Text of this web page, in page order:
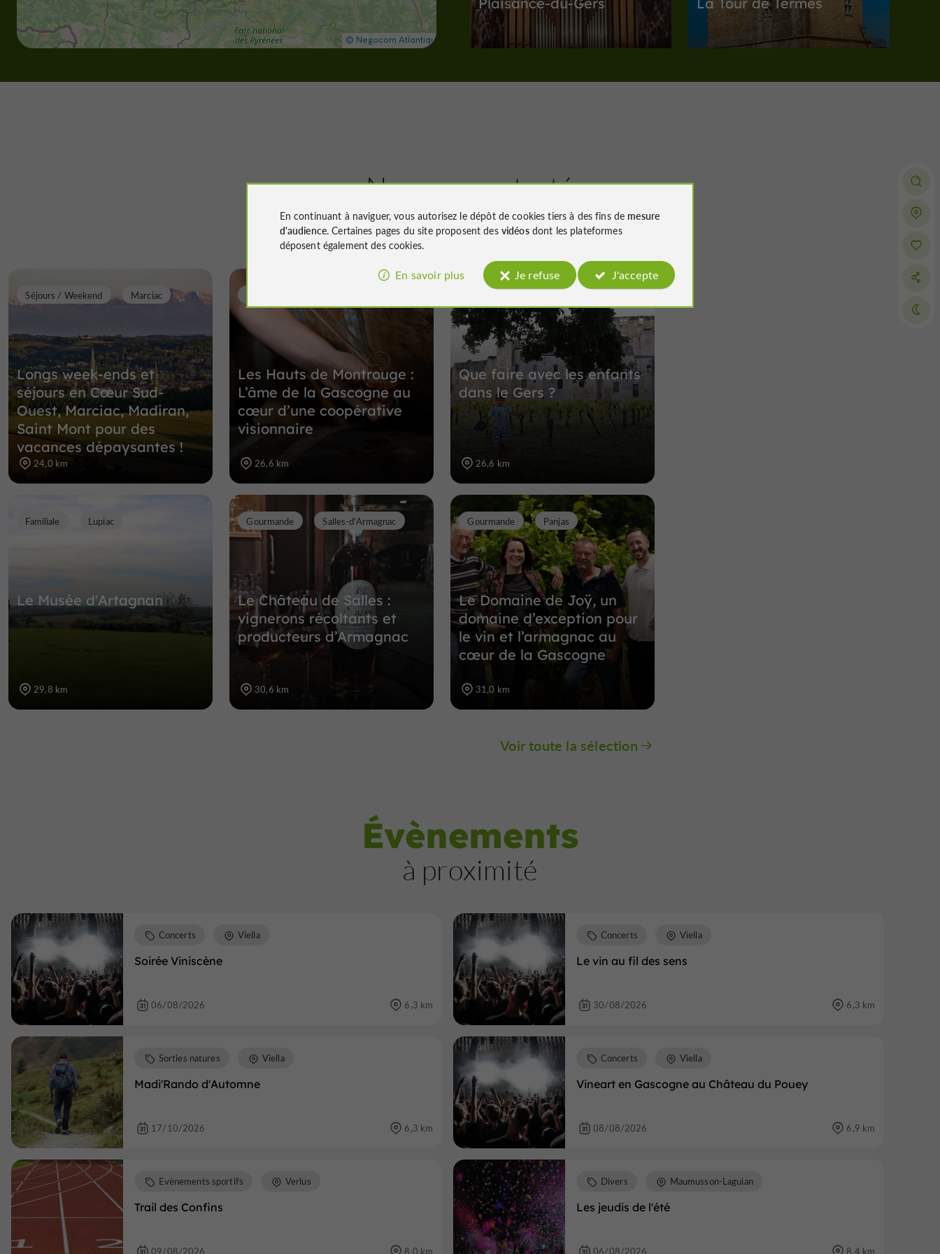
La parcelle de Merlère
18,5 km
Nous avons testé
pour vous
Longs week-ends et
séjours en Cœur Sud-
Ouest, Marciac, Madiran,
Saint Mont pour des
vacances dépaysantes !
Séjours / Weekend Marciac
24,0 km
Les Hauts de Montrouge :
L’âme de la Gascogne au
cœur d’une coopérative
visionnaire
26,6 km
Que faire avec les enfants
dans le Gers ?
26,6 km
Le Musée d'Artagnan
Familiale Lupiac
29,8 km
Le Château de Salles :
vignerons récoltants et
producteurs d’Armagnac
Gourmande Salles-d'Armagnac
30,6 km
Le Domaine de Joÿ, un
domaine d’exception pour
le vin et l’armagnac au
cœur de la Gascogne
Gourmande Panjas
31,0 km
Voir toute la sélection
Évènements
à proximité
Soirée Viniscène
Concerts Viella
06/08/2026 6,3 km
Le vin au fil des sens
Concerts Viella
30/08/2026 6,3 km
Madi'Rando d'Automne
Sorties natures Viella
17/10/2026 6,3 km
Vineart en Gascogne au Château du Pouey
Concerts Viella
08/08/2026 6,9 km
Trail des Confins
Evènements sportifs Verlus
09/08/2026 8,0 km
Les jeudis de l'été
Divers Maumusson-Laguian
06/08/2026 8,4 km
En continuant à naviguer, vous autorisez le dépôt de cookies tiers à des fins de mesure
d'audience. Certaines pages du site proposent des vidéosdont les plateformes
déposent également des cookies.
En savoir plus Je refuse J'accepte